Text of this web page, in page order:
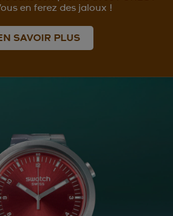
en ferez des jaloux !
SAVOIR PLUS